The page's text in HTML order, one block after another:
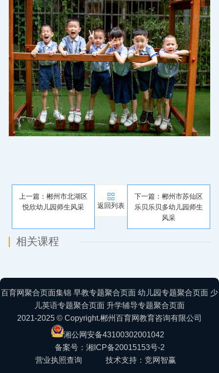
上一篇：郴州市北湖区
悦欣幼儿园师生风采
下一篇：郴州市苏仙区
乐贝乐贝多幼儿园师生
风采
返回列表
相关课程
百育网聚合页面集锦 早教专题聚合页面 幼儿园专题聚合页面 少
儿英语专题聚合页面 升学辅导专题聚合页面
2021-2025 © Copyright.郴州百育网教育咨询有限公司
湘公网安备43100302001042
备案号：湘ICP备20015153号-2
营业执照查询 技术支持：竞网智赢